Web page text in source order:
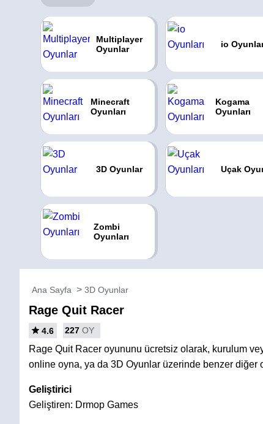
Multiplayer
Oyunlar
io
Minecraft
Oyunları
Kogama
Oyunları
3D Oyunlar Uçak
Zombi
Oyunları
Ana Sayfa 3D Oyunlar
Rage Quit Racer
4.6 227 OY
Rage Quit Racer oyununu ücretsiz olarak, kurulum
online oyna, ya da 3D Oyunlar üzerinde benzer diğer
Geliştirici
Geliştiren: Drmop Games